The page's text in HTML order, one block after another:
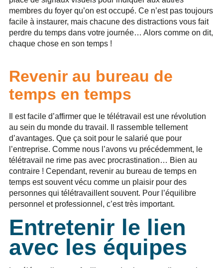
membres du foyer qu’on est occupé. Ce n’est pas toujours
facile à instaurer, mais chacune des distractions vous fait
perdre du temps dans votre journée… Alors comme on dit,
chaque chose en son temps !
Revenir au bureau de
temps en temps
Il est facile d’affirmer que le télétravail est une révolution
au sein du monde du travail. Il rassemble tellement
d’avantages. Que ça soit pour le salarié que pour
l’entreprise. Comme nous l’avons vu précédemment, le
télétravail ne rime pas avec procrastination… Bien au
contraire ! Cependant, revenir au bureau de temps en
temps est souvent vécu comme un plaisir pour des
personnes qui télétravaillent souvent. Pour l’équilibre
personnel et professionnel, c’est très important.
Entretenir le lien
avec les équipes